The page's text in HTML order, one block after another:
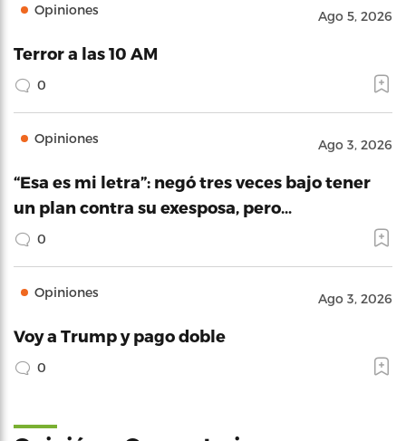
Opiniones Ago 5, 2026
Terror a las 10 AM
0
Opiniones Ago 3, 2026
“Esa es mi letra”: negó tres veces bajo tener
un plan contra su exesposa, pero…
0
Opiniones Ago 3, 2026
Voy a Trump y pago doble
0